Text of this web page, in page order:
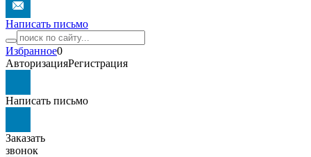
Написать письмо
Избранное0
АвторизацияРегистрация
Написать письмо
Заказать
звонок